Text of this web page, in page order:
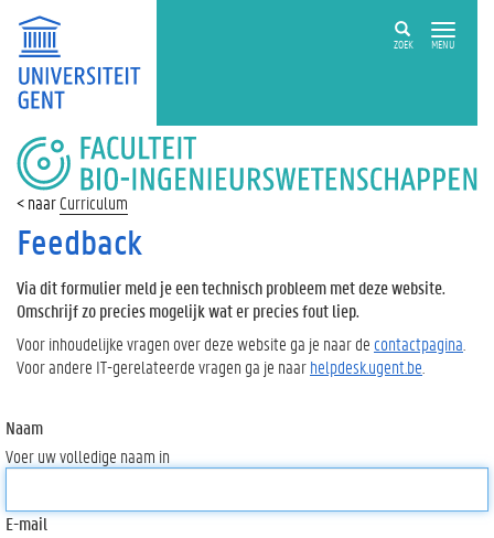
ZOEK MENU
FACULTEIT
BIO-
INGENIEURSWETENSCHAPPEN
Curriculum
Feedback
Via dit formulier meld je een technisch probleem met deze website.
Omschrijf zo precies mogelijk wat er precies fout liep.
Voor inhoudelijke vragen over deze website ga je naar de contactpagina
Voor andere IT-gerelateerde vragen ga je naarhelpdesk.ugent.be
Naam
Voer uw volledige naam in
E-mail